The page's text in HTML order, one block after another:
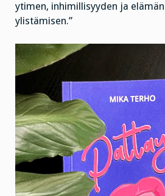
ytimen, inhimillisyyden ja
ylistämisen.”